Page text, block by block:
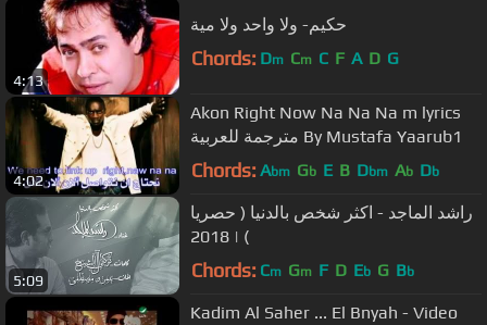
4:13
حكيم- ولا واحد ولا مية
Chords: Dm Cm C F A D G
4:02
Akon Right Now Na Na Na m lyrics
مترجمة للعربية By Mustafa Yaarub1
Chords: Abm Gb E B Dbm Ab Db
5:09
راشد الماجد - اكثر شخص بالدنيا ( حصريا
) | 2018
Chords: Cm Gm F D Eb G Bb
Kadim Al Saher ... El Bnyah - Video